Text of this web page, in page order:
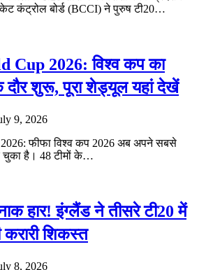
कंट्रोल बोर्ड (BCCI) ने पुरुष टी20…
Cup 2026: विश्व कप का
दौर शुरू, पूरा शेड्यूल यहां देखें
9, 2026
फीफा विश्व कप 2026 अब अपने सबसे
चुका है। 48 टीमों के…
हार! इंग्लैंड ने तीसरे टी20 में
शिकस्त
8, 2026